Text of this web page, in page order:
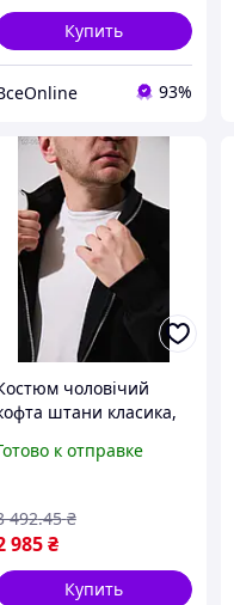
Купить
93%
чоловічий
штани класика,
чоловічий
к отправке
985 ₴
492.45 ₴
Купить